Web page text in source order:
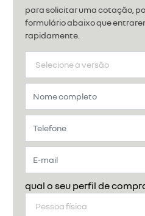
para solicitar uma cotação,
formulário abaixo que
rapidamente.
qual o seu perfil de